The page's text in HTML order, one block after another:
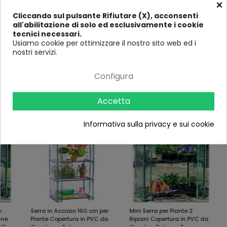
cm)
Profondità
(in cm)
69
Ultimi visti
-7%
Serra in Acciaio 160 cm per
Piante Copertura in PVC da
-13%
Mini Serra per Piante 2
Ripiani Copertura in PVC da
-171 €
×
Cliccando sul pulsante Rifiutare (X), acconsenti
all'abilitazione di solo ed esclusivamente i cookie
tecnici necessari.
Usiamo cookie per ottimizzare il nostro sito web ed i
nostri servizi.
Configura
Accetta
Informativa sulla privacy e sui cookie